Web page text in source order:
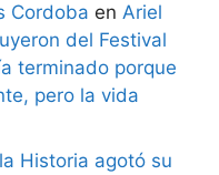
Cordoba en Ariel
del Festival
terminado porque
pero la vida
Historia agotó su